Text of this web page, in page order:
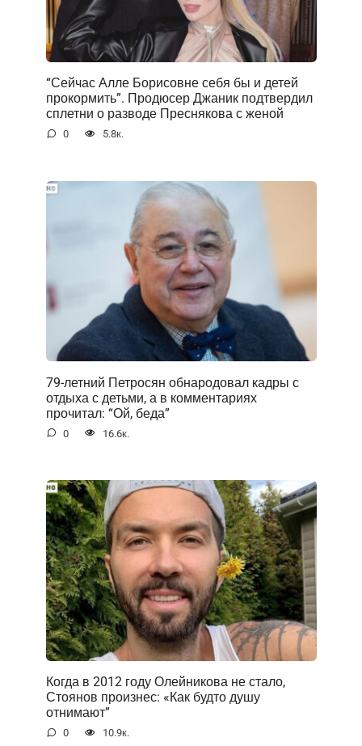
“Сейчас Алле Борисовне себя бы и детей
прокормить”. Продюсер Джаник подтвердил
сплетни о разводе Преснякова с женой
0 5.8к.
79-летний Петросян обнародовал кадры с
отдыха с детьми, а в комментариях
прочитал: “Ой, беда”
0 16.6к.
Когда в 2012 году Олейникова не стало,
Стоянов произнес: «Как будто душу
отнимают”
0 10.9к.